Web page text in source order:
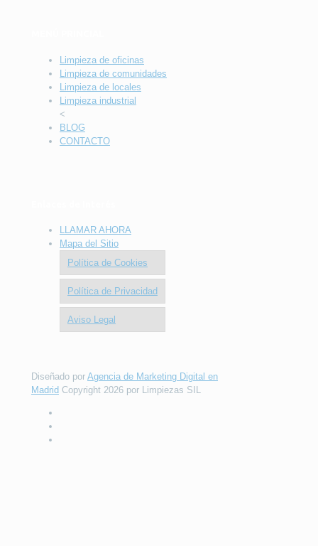
Limpieza de oficinas
Limpieza de comunidades
Limpieza de locales
Limpieza industrial
<
BLOG
CONTACTO
LLAMAR AHORA
Mapa del Sitio
Política de Cookies
Política de Privacidad
Aviso Legal
Diseñado por Agencia de Marketing Digital en
Madrid Copyright 2026 por Limpiezas SIL